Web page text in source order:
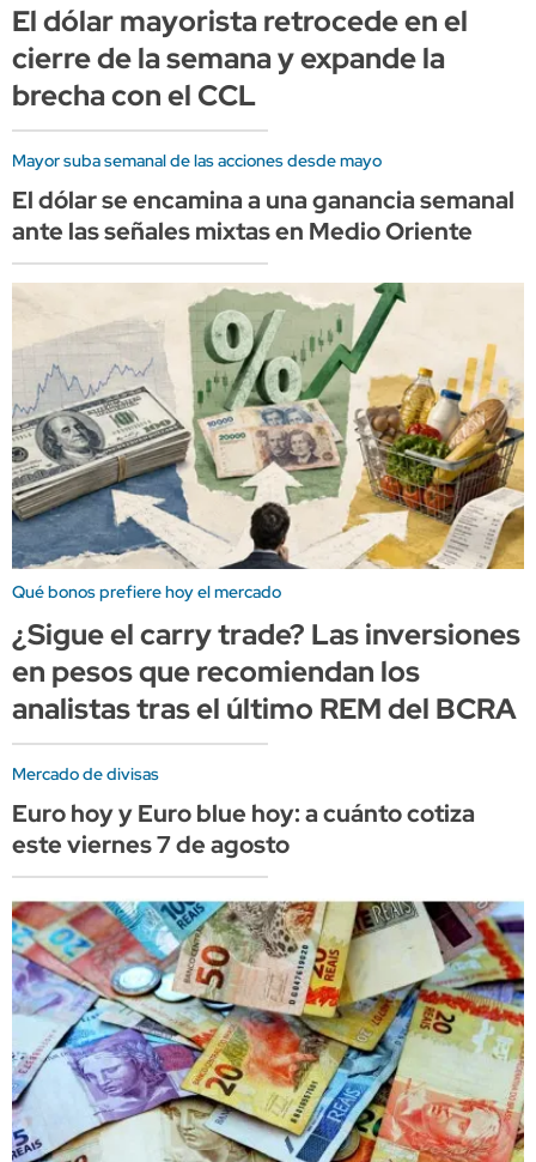
El dólar mayorista retrocede en el
cierre de la semana y expande la
brecha con el CCL
Mayor suba semanal de las acciones desde mayo
El dólar se encamina a una ganancia semanal
ante las señales mixtas en Medio Oriente
Qué bonos prefiere hoy el mercado
¿Sigue el carry trade? Las inversiones
en pesos que recomiendan los
analistas tras el último REM del BCRA
Mercado de divisas
Euro hoy y Euro blue hoy: a cuánto cotiza
este viernes 7 de agosto